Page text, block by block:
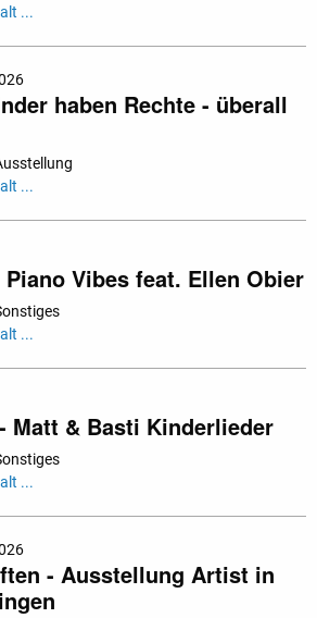
...
haben Rechte - überall
...
Vibes feat. Ellen Obier
...
Matt & Basti Kinderlieder
...
- Ausstellung Artist in